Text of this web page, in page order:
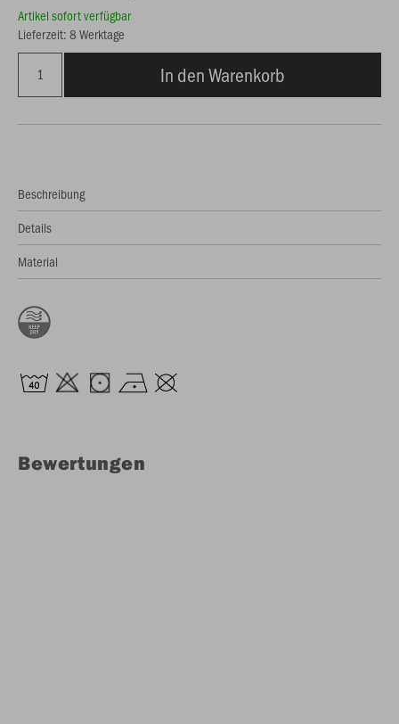
Artikel sofort verfügbar
Lieferzeit: 8 Werktage
In den Warenkorb
Beschreibung
Details
Material
Bewertungen